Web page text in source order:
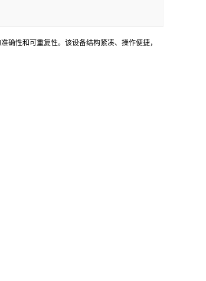
确性和可重复性。该设备结构紧凑、操作便捷，